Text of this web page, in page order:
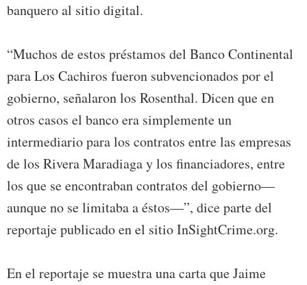
banquero al sitio digital.
“Muchos de estos préstamos del Banco Continental
para Los Cachiros fueron subvencionados por el
gobierno, señalaron los Rosenthal. Dicen que en
otros casos el banco era simplemente un
intermediario para los contratos entre las empresas
de los Rivera Maradiaga y los financiadores, entre
los que se encontraban contratos del gobierno—
aunque no se limitaba a éstos—”, dice parte del
reportaje publicado en el sitio InSightCrime.org.
En el reportaje se muestra una carta que Jaime